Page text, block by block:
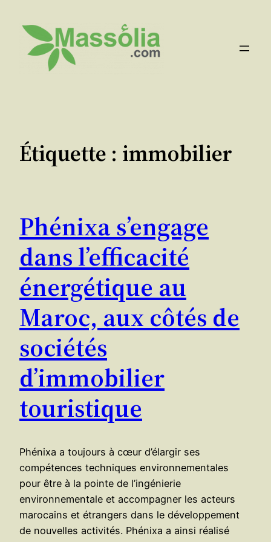
contenu
Étiquette : immobilier
Phénixa s’engage
dans l’efficacité
énergétique au
Maroc, aux côtés de
sociétés
d’immobilier
touristique
Phénixa a toujours à cœur d’élargir ses
compétences techniques environnementales
pour être à la pointe de l’ingénierie
environnementale et accompagner les acteurs
marocains et étrangers dans le développement
de nouvelles activités. Phénixa a ainsi réalisé